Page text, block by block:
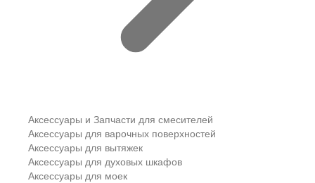
Аксессуары и Запчасти для смесителей
Аксессуары для варочных поверхностей
Аксессуары для вытяжек
Аксессуары для духовых шкафов
Аксессуары для моек